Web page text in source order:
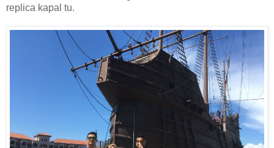
replica kapal tu.